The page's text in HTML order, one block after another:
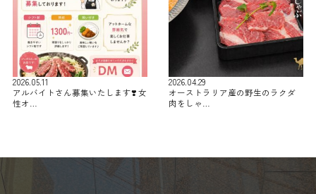
2026.05.11
アルバイトさん募集いたします❣️ 女
性オ…
2026.04.29
オーストラリア産の野生のラクダ
肉をしゃ…